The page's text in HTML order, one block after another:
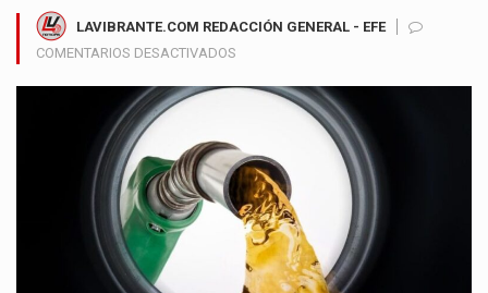
LAVIBRANTE.COM REDACCIÓN GENERAL - EFE
COMENTARIOS DESACTIVADOS
CONFIRMA
REDUCCIÓN
DE
500
PESOS
EN
EL
PRECIO
DE